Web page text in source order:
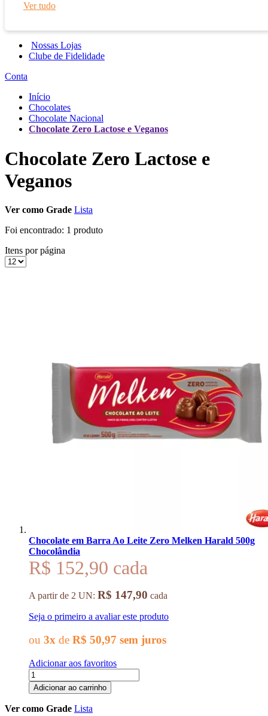
Ver tudo
Nossas Lojas
Clube de Fidelidade
Conta
Início
Chocolates
Chocolate Nacional
Chocolate Zero Lactose e Veganos
Chocolate Zero Lactose e
Veganos
Ver como Grade Lista
Foi encontrado: 1 produto
Itens por página
Chocolate em Barra Ao Leite Zero Melken Harald 500g
Chocolândia
R$ 152,90
ou 3x de R$ 50,97 sem juros
A partir de 2 UN: R$ 147,90 cada
Seja o primeiro a avaliar este produto
Adicionar aos favoritos
Adicionar ao carrinho
Ver como Grade Lista